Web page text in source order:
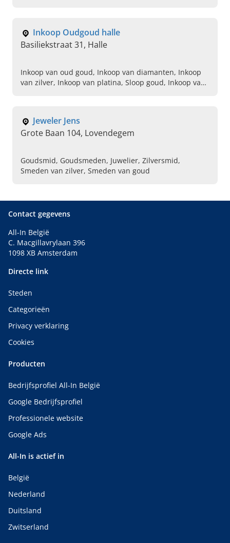
Inkoop Oudgoud halle
Basiliekstraat 31, Halle
Inkoop van oud goud, Inkoop van diamanten, Inkoop
van zilver, Inkoop van platina, Sloop goud, Inkoop van
Jeweler Jens
Grote Baan 104, Lovendegem
Goudsmid, Goudsmeden, Juwelier, Zilversmid,
Smeden van zilver, Smeden van goud
Contact gegevens
All-In België
C. Macgillavrylaan 396
1098 XB Amsterdam
Directe link
Steden
Categorieën
Privacy verklaring
Cookies
Producten
Bedrijfsprofiel All-In België
Google Bedrijfsprofiel
Professionele website
Google Ads
All-In is actief in
België
Nederland
Duitsland
Zwitserland